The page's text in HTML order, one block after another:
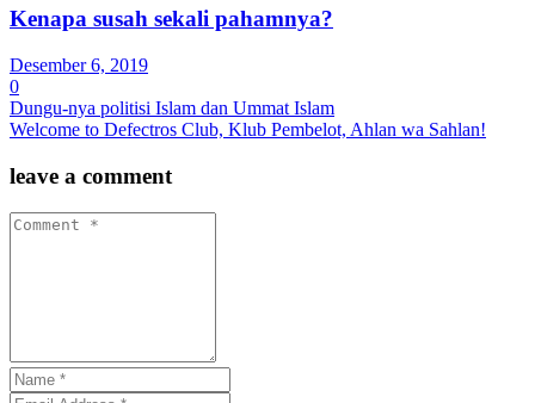
Kenapa susah sekali pahamnya?
Desember 6, 2019
0
Dungu-nya politisi Islam dan Ummat Islam
Welcome to Defectros Club, Klub Pembelot, Ahlan wa Sahlan!
leave a comment